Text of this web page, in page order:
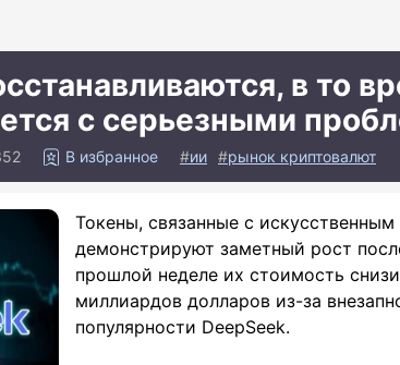
в то
с серьезными
В избранное ии рынок криптовалют
Токены, связанные с искусственным
демонстрируют заметный рост
прошлой неделе их стоимость
миллиардов долларов из-за
популярности DeepSeek.